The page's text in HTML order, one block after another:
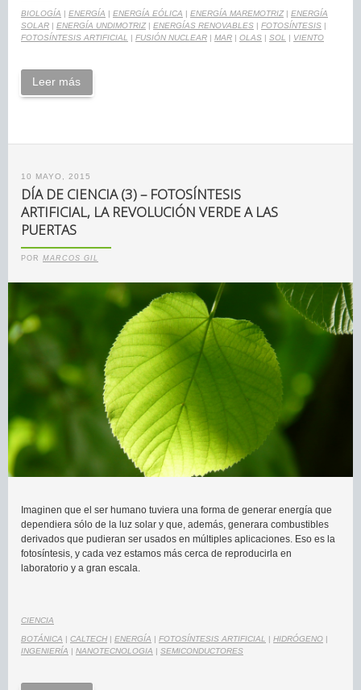
BIOLOGÍA | ENERGÍA | ENERGÍA EÓLICA | ENERGÍA MAREMOTRIZ| ENERGÍA
SOLAR | ENERGÍA UNDIMOTRIZ| ENERGÍAS RENOVABLES | FOTOSÍNTESIS |
FOTOSÍNTESIS ARTIFICIAL
| FUSIÓN NUCLEAR | MAR | OLAS | SOL | VIENTO
Leer más
10 MAYO, 2015
DÍA DE CIENCIA (3) – FOTOSÍNTESIS
ARTIFICIAL, LA REVOLUCIÓN VERDE A LAS
PUERTAS
POR MARCOS GIL
Imaginen que el ser humano tuviera una forma de generar energía que
dependiera sólo de la luz solar y que, además, generara combustibles
derivados que pudieran ser usados en múltiples aplicaciones. Eso es la
fotosíntesis, y cada vez estamos más cerca de reproducirla en
laboratorio y a gran escala.
CIENCIA
BOTÁNICA | CALTECH | ENERGÍA | FOTOSÍNTESIS ARTIFICIAL | HIDRÓGENO |
INGENIERÍA | NANOTECNOLOGIA | SEMICONDUCTORES